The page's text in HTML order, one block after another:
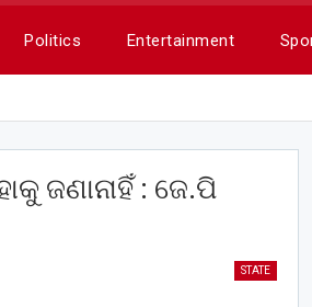
Politics Entertainment
ଜଣାନାହିଁ : ଜେ.ପି
STATE